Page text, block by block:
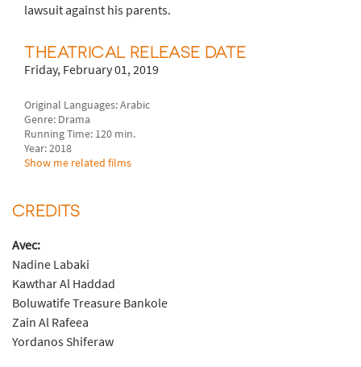
lawsuit against his parents.
THEATRICAL RELEASE DATE
Friday, February 01, 2019
Original Languages: Arabic
Genre: Drama
Running Time: 120 min.
Year: 2018
Show me related films
CREDITS
Avec:
Nadine Labaki
Kawthar Al Haddad
Boluwatife Treasure Bankole
Zain Al Rafeea
Yordanos Shiferaw